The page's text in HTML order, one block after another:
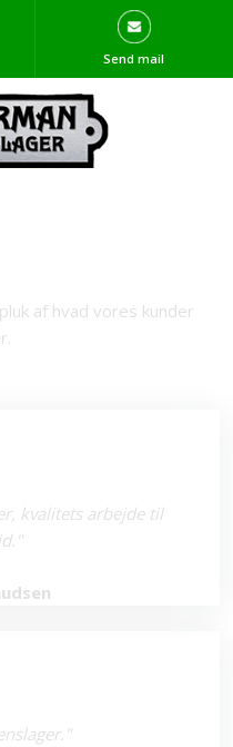
Send mail
af hvad vores kunder
kvalitets arbejde til